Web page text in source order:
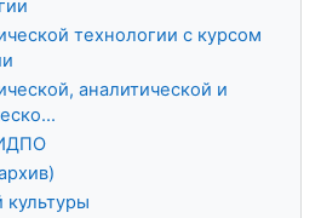
технологии с курсом
аналитической и
культуры